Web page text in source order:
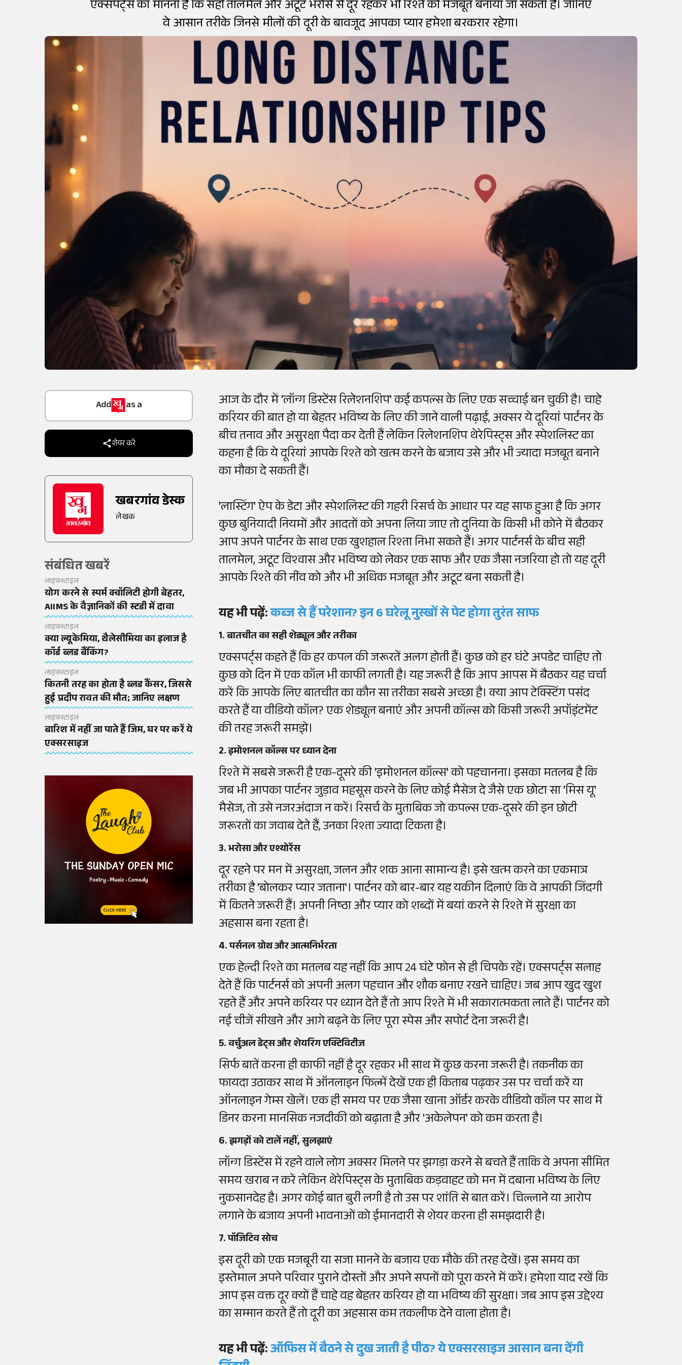
एक्सपर्ट्स का मानना है कि सही तालमेल और अटूट भरोसे से दूर रहकर भी रिश्ते को मजबूत बनाया जा सकता है। जानिए
वे आसान तरीके जिनसे मीलों की दूरी के बावजूद आपका प्यार हमेशा बरकरार रहेगा।
Trusted Source on
शेयर करें
खबरगांव डेस्क
लेखक
संबंधित खबरें
लाइफस्टाइल
योग करने से स्पर्म क्वॉलिटी होगी बेहतर,
AIIMS के वैज्ञानिकों की स्टडी में दावा
लाइफस्टाइल
क्या ल्यूकेमिया, थैलेसीमिया का इलाज है
कॉर्ड ब्लड बैंकिंग?
लाइफस्टाइल
कितनी तरह का होता है ब्लड कैंसर, जिससे
हुई प्रदीप रावत की मौत; जानिए लक्षण
लाइफस्टाइल
बारिश में नहीं जा पाते हैं जिम, घर पर करें ये
एक्सरसाइज
आज के दौर में 'लॉन्ग डिस्टेंस रिलेशनशिप' कई कपल्स के लिए एक सच्चाई बन चुकी है। चाहे
करियर की बात हो या बेहतर भविष्य के लिए की जाने वाली पढ़ाई, अक्सर ये दूरियां पार्टनर के
बीच तनाव और असुरक्षा पैदा कर देती हैं लेकिन रिलेशनशिप थेरेपिस्ट्स और स्पेशलिस्ट का
कहना है कि ये दूरियां आपके रिश्ते को खत्म करने के बजाय उसे और भी ज्यादा मजबूत बनाने
का मौका दे सकती हैं।
'लास्टिंग' ऐप के डेटा और स्पेशलिस्ट की गहरी रिसर्च के आधार पर यह साफ हुआ है कि अगर
कुछ बुनियादी नियमों और आदतों को अपना लिया जाए तो दुनिया के किसी भी कोने में बैठकर
आप अपने पार्टनर के साथ एक खुशहाल रिश्ता निभा सकते हैं। अगर पार्टनर्स के बीच सही
तालमेल, अटूट विश्वास और भविष्य को लेकर एक साफ और एक जैसा नजरिया हो तो यह दूरी
आपके रिश्ते की नींव को और भी अधिक मजबूत और अटूट बना सकती है।
यह भी पढ़ें:कब्ज से हैं परेशान? इन 6 घरेलू नुस्खों से पेट होगा तुरंत साफ
1. बातचीत का सही शेड्यूल और तरीका
एक्सपर्ट्स कहते हैं कि हर कपल की जरूरतें अलग होती हैं। कुछ को हर घंटे अपडेट चाहिए तो
कुछ को दिन में एक कॉल भी काफी लगती है। यह जरूरी है कि आप आपस में बैठकर यह चर्चा
करें कि आपके लिए बातचीत का कौन सा तरीका सबसे अच्छा है। क्या आप टेक्स्टिंग पसंद
करते हैं या वीडियो कॉल? एक शेड्यूल बनाएं और अपनी कॉल्स को किसी जरूरी अपॉइंटमेंट
की तरह जरूरी समझे।
2. इमोशनल कॉल्स पर ध्यान देना
रिश्ते में सबसे जरूरी है एक-दूसरे की 'इमोशनल कॉल्स' को पहचानना। इसका मतलब है कि
जब भी आपका पार्टनर जुड़ाव महसूस करने के लिए कोई मैसेज दे जैसे एक छोटा सा 'मिस यू'
मैसेज, तो उसे नजरअंदाज न करें। रिसर्च के मुताबिक जो कपल्स एक-दूसरे की इन छोटी
जरूरतों का जवाब देते हैं, उनका रिश्ता ज्यादा टिकता है।
3. भरोसा और एश्योरेंस
दूर रहने पर मन में असुरक्षा, जलन और शक आना सामान्य है। इसे खत्म करने का एकमात्र
तरीका है 'बोलकर प्यार जताना'। पार्टनर को बार-बार यह यकीन दिलाएं कि वे आपकी जिंदगी
में कितने जरूरी हैं। अपनी निष्ठा और प्यार को शब्दों में बयां करने से रिश्ते में सुरक्षा का
अहसास बना रहता है।
4. पर्सनल ग्रोथ और आत्मनिर्भरता
एक हेल्दी रिश्ते का मतलब यह नहीं कि आप 24 घंटे फोन से ही चिपके रहें। एक्सपर्ट्स सलाह
देते हैं कि पार्टनर्स को अपनी अलग पहचान और शौक बनाए रखने चाहिए। जब आप खुद खुश
रहते हैं और अपने करियर पर ध्यान देते हैं तो आप रिश्ते में भी सकारात्मकता लाते हैं। पार्टनर को
नई चीजें सीखने और आगे बढ़ने के लिए पूरा स्पेस और सपोर्ट देना जरूरी है।
5. वर्चुअल डेट्स और शेयरिंग एक्टिविटीज
सिर्फ बातें करना ही काफी नहीं है दूर रहकर भी साथ में कुछ करना जरूरी है। तकनीक का
फायदा उठाकर साथ में ऑनलाइन फिल्में देखें एक ही किताब पढ़कर उस पर चर्चा करें या
ऑनलाइन गेम्स खेलें। एक ही समय पर एक जैसा खाना ऑर्डर करके वीडियो कॉल पर साथ में
डिनर करना मानसिक नजदीकी को बढ़ाता है और 'अकेलेपन' को कम करता है।
6. झगड़ों को टालें नहीं, सुलझाएं
लॉन्ग डिस्टेंस में रहने वाले लोग अक्सर मिलने पर झगड़ा करने से बचते हैं ताकि वे अपना सीमित
समय खराब न करें लेकिन थेरेपिस्ट्स के मुताबिक कड़वाहट को मन में दबाना भविष्य के लिए
नुकसानदेह है। अगर कोई बात बुरी लगी है तो उस पर शांति से बात करें। चिल्लाने या आरोप
लगाने के बजाय अपनी भावनाओं को ईमानदारी से शेयर करना ही समझदारी है।
7. पॉजिटिव सोच
इस दूरी को एक मजबूरी या सजा मानने के बजाय एक मौके की तरह देखें। इस समय का
इस्तेमाल अपने परिवार पुराने दोस्तों और अपने सपनों को पूरा करने में करें। हमेशा याद रखें कि
आप इस वक्त दूर क्यों हैं चाहे वह बेहतर करियर हो या भविष्य की सुरक्षा। जब आप इस उद्देश्य
का सम्मान करते हैं तो दूरी का अहसास कम तकलीफ देने वाला होता है।
यह भी पढ़ें:ऑफिस में बैठने से दुख जाती है पीठ? ये एक्सरसाइज आसान बना देंगी